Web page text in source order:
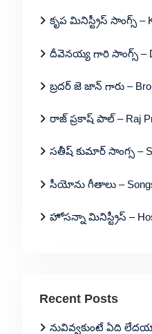
కృప మినిస్ట్రీస్ సాంగ్స్ –
దీవెనయ్య గారి సాంగ్స్ –
బ్రదర్ జె జాన్ గారు – Bro
రాజ్ ప్రకాష్ పాల్ – Raj
సతీష్ కుమార్ సాంగ్స –
సీయోను గీతాలు – Songs
హోసన్నా మినిస్ట్రీస్ –
Recent Posts
నువివ్వకుంటే ఏది